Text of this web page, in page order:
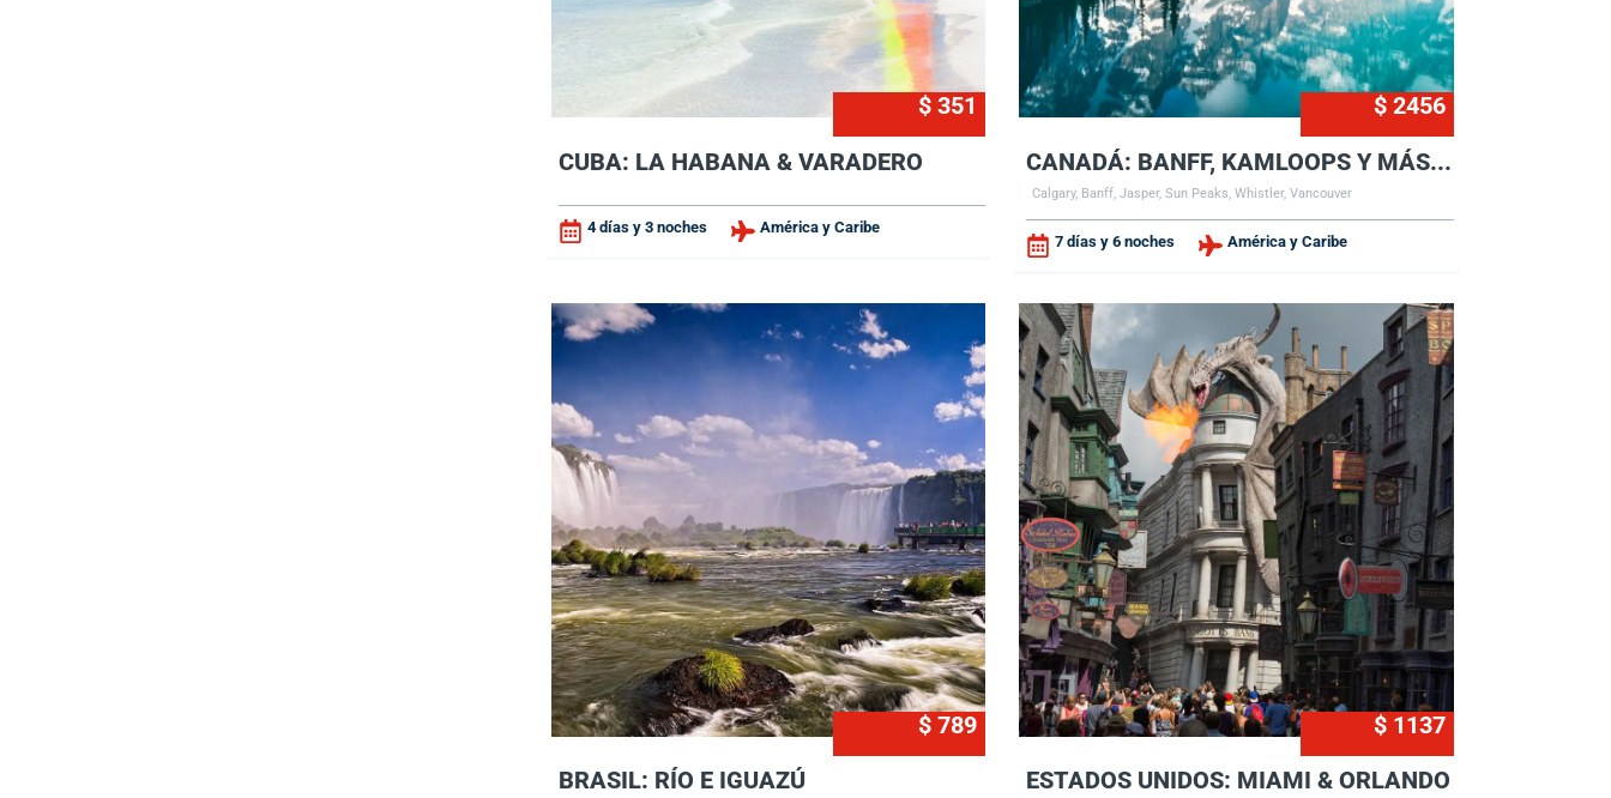
$ 351
CUBA: LA HABANA & VARADERO
4 días y 3 noches América y Caribe
$ 2456
CANADÁ: BANFF, KAMLOOPS Y MÁS...
Calgary, Banff, Jasper, Sun Peaks, Whistler, Vancouver
7 días y 6 noches América y Caribe
$ 789
BRASIL: RÍO E IGUAZÚ
$ 1137
ESTADOS UNIDOS: MIAMI & ORLANDO